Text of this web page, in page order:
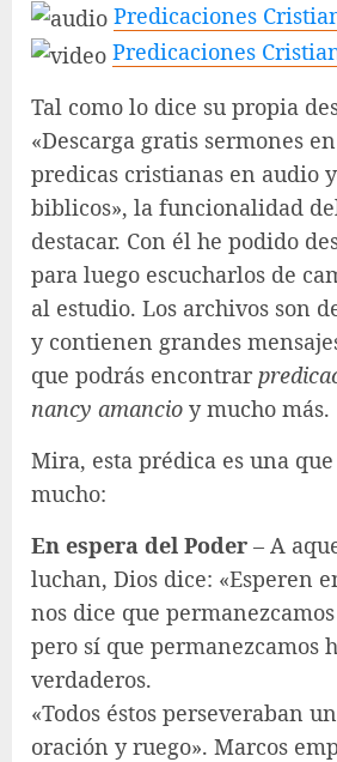
Predicaciones
Predicaciones
Tal como lo dice su propia
«Descarga gratis sermones
predicas cristianas en audio
biblicos», la funcionalidad
destacar. Con él he podido
para luego escucharlos de
al estudio. Los archivos son
y contienen grandes
que podrás encontrar
nancy amancio y mucho más.
Mira, esta prédica es una
mucho:
En espera del Poder – A
luchan, Dios dice: «Esperen
nos dice que
pero sí que permanezcamos
verdaderos.
«Todos éstos perseveraban
oración y ruego». Marcos